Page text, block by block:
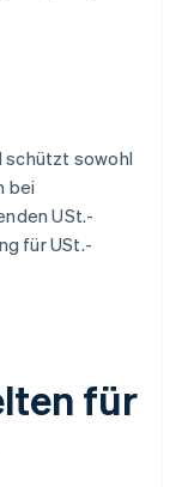
schützt sowohl
bei
USt.-
für USt.-
für